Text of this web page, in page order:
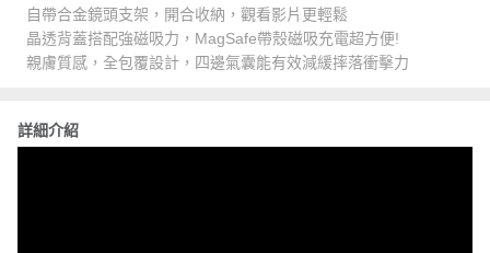
自帶合金鏡頭支架，開合收納，觀看影片更輕鬆
晶透背蓋搭配強磁吸力，MagSafe帶殼磁吸充電超方便!
親膚質感，全包覆設計，四邊氣囊能有效減緩摔落衝擊力
詳細介紹